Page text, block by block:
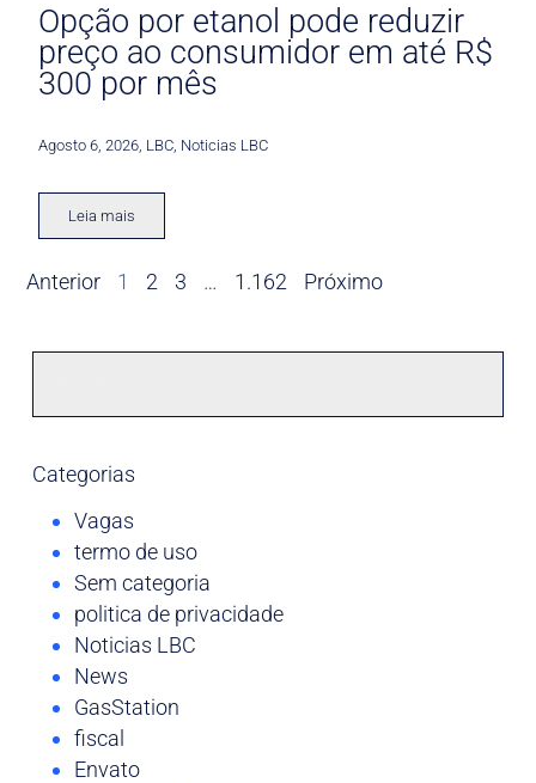
Opção por etanol pode reduzir
preço ao consumidor em até R$
300 por mês
Agosto 6, 2026 LBC Noticias LBC
Leia mais
Anterior 1 2 3 … 1.162 Próximo
Categorias
Vagas
termo de uso
Sem categoria
politica de privacidade
Noticias LBC
News
GasStation
fiscal
Envato